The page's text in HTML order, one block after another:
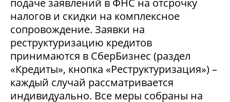
налогов и скидки на комплексное
сопровождение. Заявки на
реструктуризацию кредитов
принимаются в СберБизнес (раздел
«Кредиты», кнопка «Реструктуризация») –
каждый случай рассматривается
индивидуально. Все меры собраны на